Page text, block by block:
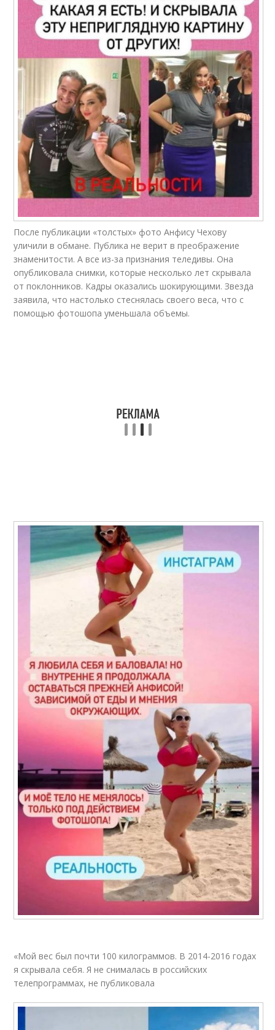
После публикации «толстых» фото Анфису Чехову
уличили в обмане. Публика не верит в преображение
знаменитости. А все из-за признания теледивы. Она
опубликовала снимки, которые несколько лет скрывала
от поклонников. Кадры оказались шокирующими. Звезда
заявила, что настолько стеснялась своего веса, что с
помощью фотошопа уменьшала объемы.
«Мой вес был почти 100 килограммов. В 2014-2016 годах
я скрывала себя. Я не снималась в российских
телепрограммах, не публиковала